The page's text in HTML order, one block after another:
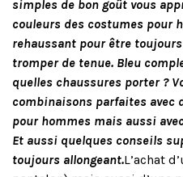
simples de bon goût vous
couleurs des costumes pour
rehaussant pour être
tromper de tenue. Bleu
quelles chaussures porter ?
combinaisons parfaites avec
pour hommes mais aussi
Et aussi quelques conseils
toujours allongeant.L’achat